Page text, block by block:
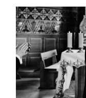
HISTORIE